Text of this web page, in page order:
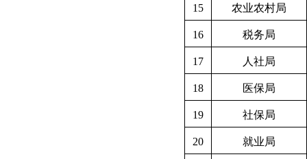
15 农业农村局
16 税务局
17 人社局
18 医保局
19 社保局
20 就业局